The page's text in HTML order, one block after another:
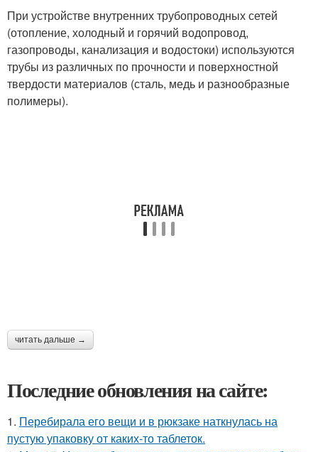
При устройстве внутренних трубопроводных сетей
(отопление, холодный и горячий водопровод,
газопроводы, канализация и водостоки) используются
трубы из различных по прочности и поверхностной
твердости материалов (сталь, медь и разнообразные
полимеры).
читать дальше →
Последние обновления на сайте:
1. Перебирала его вещи и в рюкзаке наткнулась на
пустую упаковку от каких-то таблеток.